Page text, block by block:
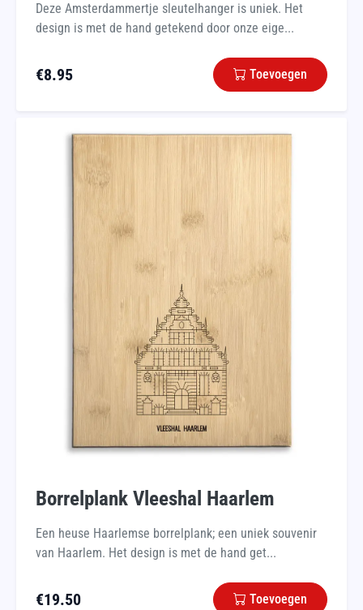
Deze Amsterdammertje sleutelhanger is uniek. Het
design is met de hand getekend door onze eige...
€8.95 Toevoegen
Borrelplank Vleeshal Haarlem
Een heuse Haarlemse borrelplank; een uniek souvenir
van Haarlem. Het design is met de hand get...
€19.50 Toevoegen